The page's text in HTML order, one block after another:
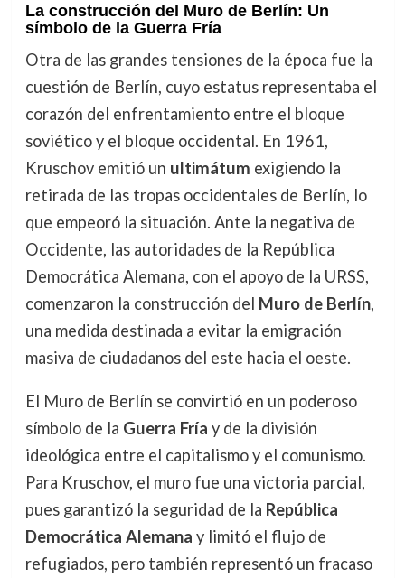
La construcción del Muro de Berlín: Un
símbolo de la Guerra Fría
Otra de las grandes tensiones de la época fue la
cuestión de Berlín, cuyo estatus representaba el
corazón del enfrentamiento entre el bloque
soviético y el bloque occidental. En 1961,
Kruschov emitió un ultimátum exigiendo la
retirada de las tropas occidentales de Berlín, lo
que empeoró la situación. Ante la negativa de
Occidente, las autoridades de la República
Democrática Alemana, con el apoyo de la URSS,
comenzaron la construcción del Muro de Berlín,
una medida destinada a evitar la emigración
masiva de ciudadanos del este hacia el oeste.
El Muro de Berlín se convirtió en un poderoso
símbolo de la Guerra Fría y de la división
ideológica entre el capitalismo y el comunismo.
Para Kruschov, el muro fue una victoria parcial,
pues garantizó la seguridad de la República
Democrática Alemana y limitó el flujo de
refugiados, pero también representó un fracaso